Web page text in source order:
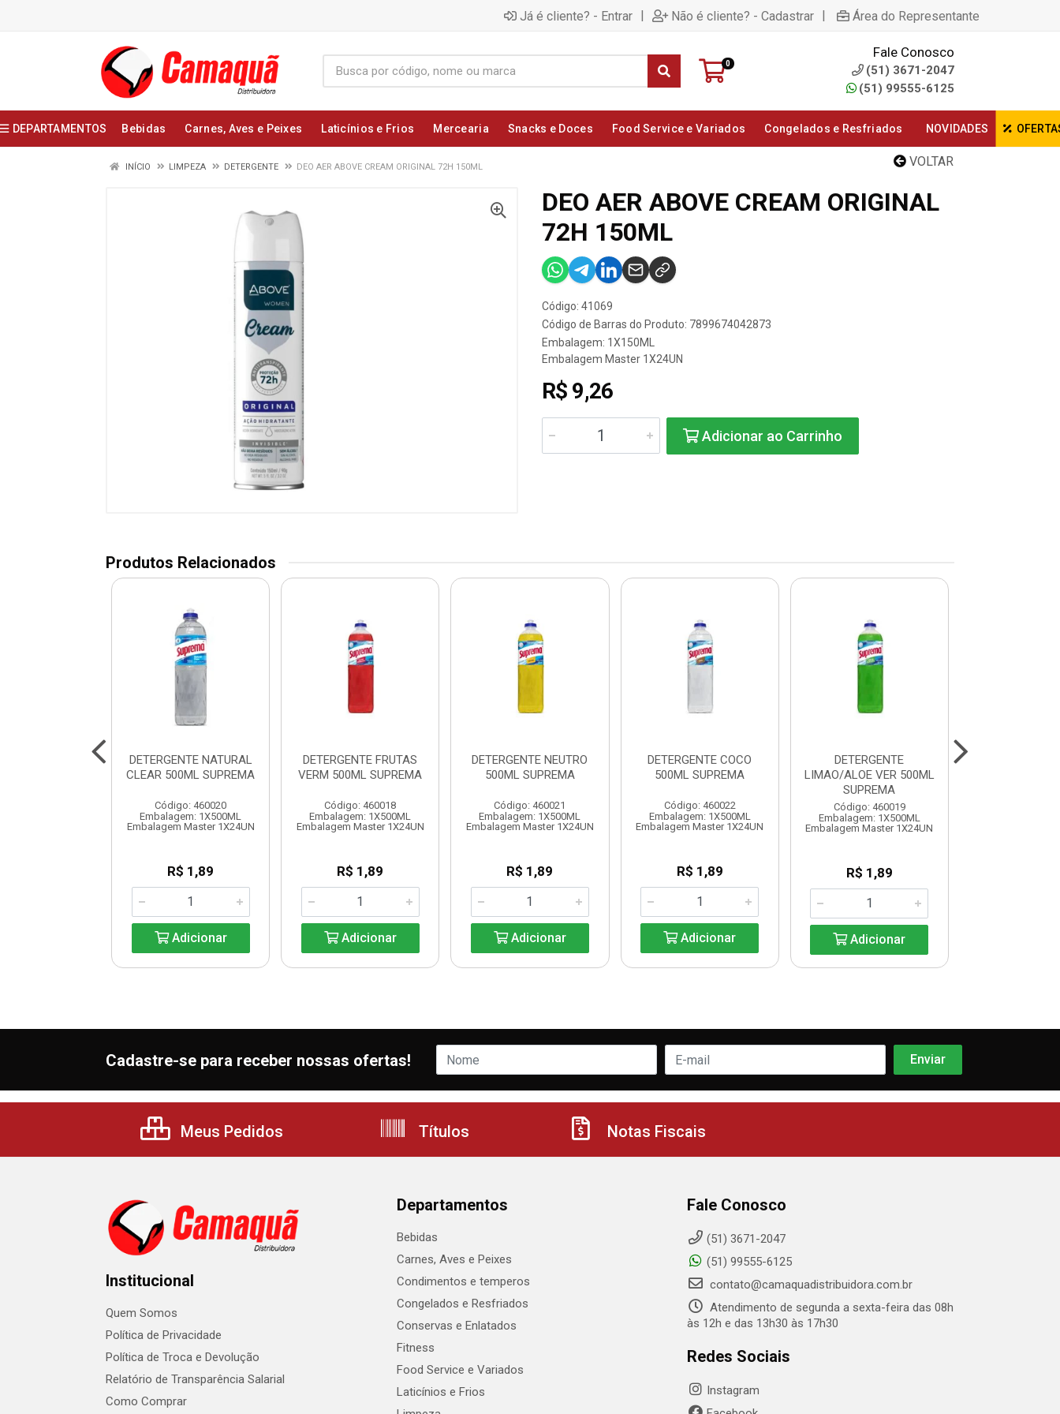
Já é cliente? - Entrar | Não é cliente? - Cadastrar | Área do Representante
0
Fale Conosco
(51) 3671-2047
(51) 99555-6125
DEPARTAMENTOS Bebidas Carnes, Aves e Peixes Laticínios e Frios Mercearia Snacks e Doces Food Service e Variados Congelados e Resfriados NOVIDADES
VOLTAR
INÍCIO LIMPEZA DETERGENTE DEO AER ABOVE CREAM ORIGINAL 72H 150ML
DEO AER ABOVE CREAM ORIGINAL
72H 150ML
Código: 41069
Código de Barras do Produto: 7899674042873
Embalagem: 1X150ML
Embalagem Master 1X24UN
R$ 9,26
Adicionar ao Carrinho
Produtos Relacionados
DETERGENTE NATURAL
CLEAR 500ML SUPREMA
Código: 460020
Embalagem: 1X500ML
Embalagem Master 1X24UN
R$ 1,89
Adicionar
DETERGENTE FRUTAS
VERM 500ML SUPREMA
Código: 460018
Embalagem: 1X500ML
Embalagem Master 1X24UN
R$ 1,89
Adicionar
DETERGENTE NEUTRO
500ML SUPREMA
Código: 460021
Embalagem: 1X500ML
Embalagem Master 1X24UN
R$ 1,89
Adicionar
DETERGENTE COCO
500ML SUPREMA
Código: 460022
Embalagem: 1X500ML
Embalagem Master 1X24UN
R$ 1,89
Adicionar
DETERGENTE
LIMAO/ALOE VER 500ML
SUPREMA
Código: 460019
Embalagem: 1X500ML
Embalagem Master 1X24UN
R$ 1,89
Adicionar
Cadastre-se para receber nossas ofertas!
Meus Pedidos Títulos Notas Fiscais
Institucional
Quem Somos
Política de Privacidade
Política de Troca e Devolução
Relatório de Transparência Salarial
Como Comprar
Departamentos
Bebidas
Carnes, Aves e Peixes
Condimentos e temperos
Congelados e Resfriados
Conservas e Enlatados
Fitness
Food Service e Variados
Laticínios e Frios
Fale Conosco
(51) 3671-2047
(51) 99555-6125
contato@camaquadistribuidora.com.br
Atendimento de segunda a sexta-feira das 08h
às 12h e das 13h30 às 17h30
Redes Sociais
Instagram